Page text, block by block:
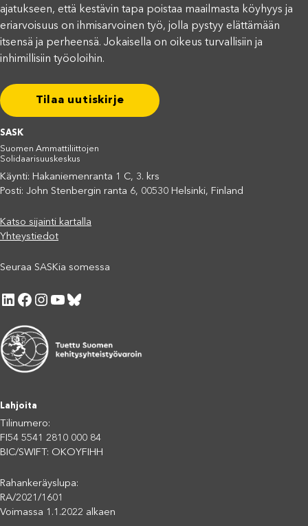
ajatukseen, että kestävin tapa poistaa maailmasta köyhyys ja
eriarvoisuus on ihmisarvoinen työ, jolla pystyy elättämään
itsensä ja perheensä. Jokaisella on oikeus turvallisiin ja
inhimillisiin työoloihin.
Tilaa uutiskirje
SASK
Suomen Ammattiliittojen
Solidaarisuuskeskus
Käynti: Hakaniemenranta 1 C, 3. krs
Posti: John Stenbergin ranta 6, 00530 Helsinki, Finland
Katso sijainti kartalla
Yhteystiedot
Seuraa SASKia somessa
LinkedIn Facebook Instagram YouTube Bluesky
Lahjoita
Tilinumero:
FI54 5541 2810 000 84
BIC/SWIFT: OKOYFIHH
Rahankeräyslupa:
RA/2021/1601
Voimassa 1.1.2022 alkaen